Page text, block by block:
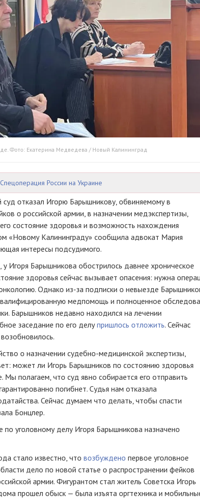
Фото: Екатерина Медведева / Новый Калининград
Спецоперация России на Украине
суд отказал Игорю Барышникову, обвиняемому в
о российской армии, в назначении медэкспертизы,
состояние здоровья и возможность нахождения
«Новому Калининграду» сообщила адвокат Мария
интересы подсудимого.
Игоря Барышникова обострилось давнее хроническое
здоровья сейчас вызывает опасения: нужна
Однако из-за подписки о невыезде
медпомощь и полноценное
Барышников недавно находился на лечении
заседание по его делупришлось отложить. Сейчас
о назначении судебно-медицинской экспертизы,
может ли Игорь Барышников по состоянию здоровья
Мы полагаем, что суд явно собирается его отправить
погибнет. Судья нам отказала
Сейчас думаем что делать, чтобы спасти
Бонцлер.
уголовному делу Игоря Барышникова назначено
стало известно, что возбуждено первое уголовное
дело по новой статье о распространении фейков
армии. Фигурантом стал житель Советска Игорь
прошел обыск — была изъята оргтехника и